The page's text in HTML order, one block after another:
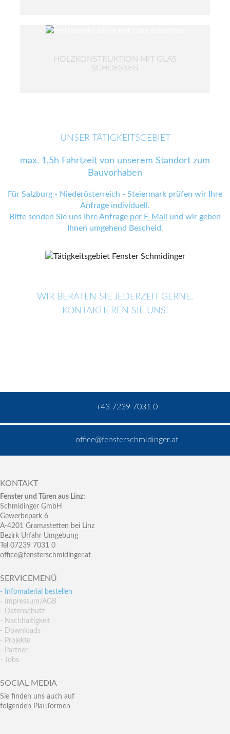
HOLZKONSTRUKTION MIT GLAS
SCHLIESSEN
UNSER TÄTIGKEITSGEBIET
max. 1,5h Fahrtzeit von unserem Standort zum
Bauvorhaben
Für Salzburg - Niederösterreich - Steiermark prüfen wir Ihre
Anfrage individuell.
Bitte senden Sie uns Ihre Anfrage per E-Mail
und wir geben
Ihnen umgehend Bescheid.
WIR BERATEN SIE JEDERZEIT GERNE.
KONTAKTIEREN SIE UNS!
+43 7239 7031 0
office@fensterschmidinger.at
KONTAKT
Fenster und Türen aus Linz:
Schmidinger GmbH
Gewerbepark 6
A-4201 Gramastetten bei Linz
Bezirk Urfahr Umgebung
Tel 07239 7031 0
office@fensterschmidinger.at
SERVICEMENÜ
- Infomaterial bestellen
- Impressum/AGB
- Datenschutz
- Nachhaltigkeit
- Downloads
- Projekte
- Partner
- Jobs
SOCIAL MEDIA
Sie finden uns auch auf
folgenden Plattformen